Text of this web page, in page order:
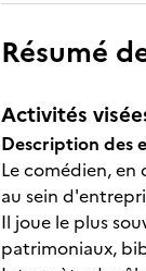
Résumé
Activités
Description des
Le comédien,
au sein
Il joue le plus
patrimoniaux,